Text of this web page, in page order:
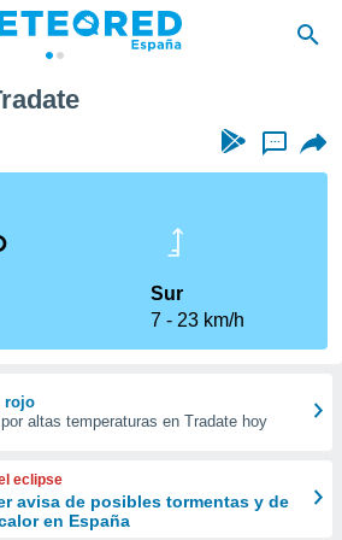
...
Sur
7
23 km/h
rojo
altas temperaturas en Tradate hoy
eclipse
avisa de posibles tormentas y de
en España